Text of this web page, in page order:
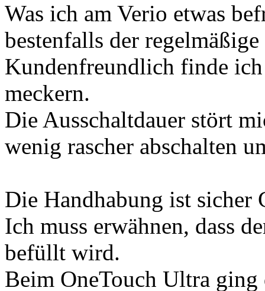
Was ich am Verio etwas
bestenfalls der
Kundenfreundlich finde
meckern.
Die Ausschaltdauer stört
wenig rascher abschalten
Die Handhabung ist sicher
Ich muss erwähnen, dass
befüllt wird.
Beim OneTouch Ultra ging